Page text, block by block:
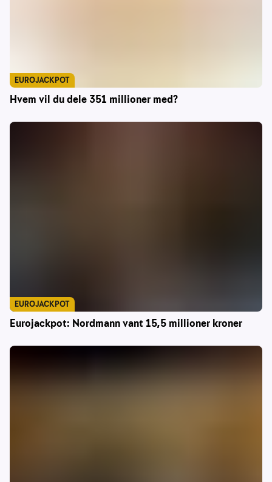
Hvem vil du dele 351 millioner med?
EUROJACKPOT
Eurojackpot: Nordmann vant 15,5 millioner kroner
EUROJACKPOT